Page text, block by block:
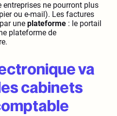
ne pourront plus
ou e-mail). Les factures
une plateforme : le portail
plateforme de
va
cabinets